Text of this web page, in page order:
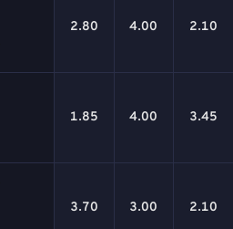
2.80 4.00 2.10
1.85 4.00 3.45
3.70 3.00 2.10